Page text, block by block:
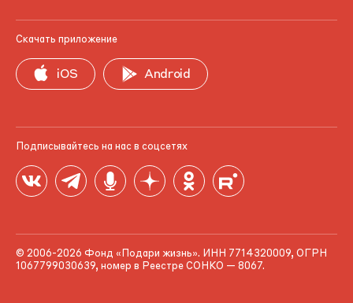
Скачать приложение
iOS Android
Подписывайтесь на нас в соцсетях
© 2006-2026 Фонд «Подари жизнь». ИНН 7714320009, ОГРН
1067799030639, номер в Реестре СОНКО — 8067.